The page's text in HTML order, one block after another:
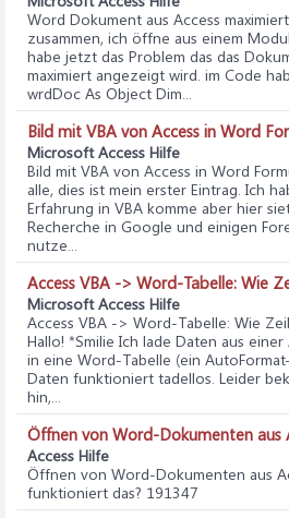
Word Dokument aus Access
zusammen, ich öffne aus einem
habe jetzt das Problem das das
maximiert angezeigt wird. im Code
wrdDoc As Object Dim...
Bild mit VBA von Access in Word
Microsoft Access Hilfe
Bild mit VBA von Access in Word
alle, dies ist mein erster Eintrag. Ich
Erfahrung in VBA komme aber hier
Recherche in Google und einigen
nutze...
Access VBA -> Word-Tabelle: Wie
Microsoft Access Hilfe
Access VBA -> Word-Tabelle: Wie
Hallo! *Smilie Ich lade Daten aus einer
in eine Word-Tabelle (ein
Daten funktioniert tadellos. Leider
hin,...
Öffnen von Word-Dokumenten aus
Access Hilfe
Öffnen von Word-Dokumenten aus
funktioniert das? 191347